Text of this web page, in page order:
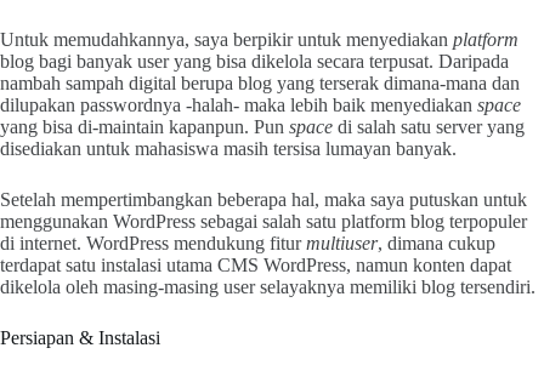
Untuk memudahkannya, saya berpikir untuk menyediakan platform
blog bagi banyak user yang bisa dikelola secara terpusat. Daripada
nambah sampah digital berupa blog yang terserak dimana-mana dan
dilupakan passwordnya -halah- maka lebih baik menyediakan space
yang bisa di-maintain kapanpun. Pun space di salah satu server yang
disediakan untuk mahasiswa masih tersisa lumayan banyak.
Setelah mempertimbangkan beberapa hal, maka saya putuskan untuk
menggunakan WordPress sebagai salah satu platform blog terpopuler
di internet. WordPress mendukung fiturmultiuser, dimana cukup
terdapat satu instalasi utama CMS WordPress, namun konten dapat
dikelola oleh masing-masing user selayaknya memiliki blog tersendiri.
Persiapan & Instalasi